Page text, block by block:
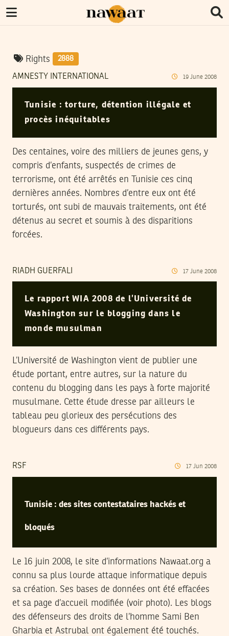
Rights 2888
AMNESTY INTERNATIONAL 19 June 2008
Tunisie : torture, détention illégale et
procès inéquitables
Des centaines, voire des milliers de jeunes gens, y
compris d’enfants, suspectés de crimes de
terrorisme, ont été arrêtés en Tunisie ces cinq
dernières années. Nombres d’entre eux ont été
torturés, ont subi de mauvais traitements, ont été
détenus au secret et soumis à des disparitions
forcées.
RIADH GUERFALI 17 June 2008
Le rapport WIA 2008 de l’Université de
Washington sur le blogging dans le
monde musulman
L’Université de Washington vient de publier une
étude portant, entre autres, sur la nature du
contenu du blogging dans les pays à forte majorité
musulmane. Cette étude dresse par ailleurs le
tableau peu glorieux des persécutions des
blogueurs dans ces différents pays.
RSF 17 Jun 2008
Tunisie : des sites contestataires hackés et
bloqués
Le 16 juin 2008, le site d’informations Nawaat.org a
connu sa plus lourde attaque informatique depuis
sa création. Ses bases de données ont été effacées
et sa page d’accueil modifiée (voir photo). Les blogs
des défenseurs des droits de l’homme Sami Ben
Gharbia et Astrubal ont également été touchés.